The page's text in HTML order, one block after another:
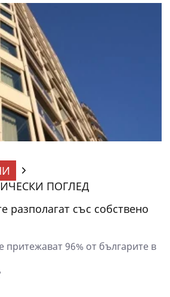
ПОГЛЕД
разполагат със собствено
96% от българите в